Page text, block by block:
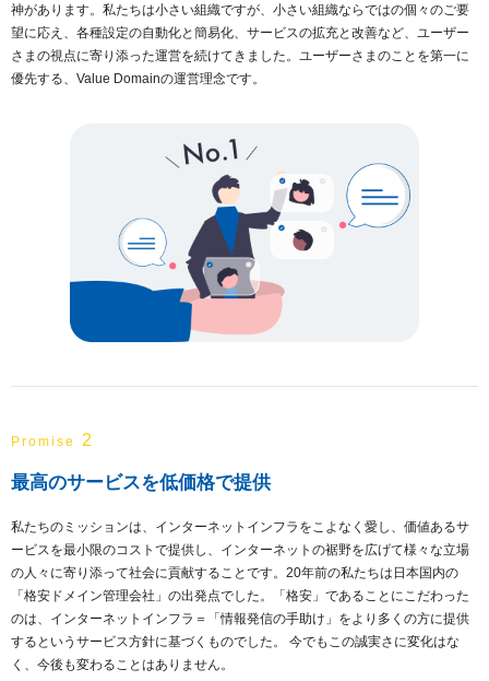
神があります。私たちは小さい組織ですが、小さい組織ならではの個々のご要
望に応え、各種設定の自動化と簡易化、サービスの拡充と改善など、ユーザー
さまの視点に寄り添った運営を続けてきました。ユーザーさまのことを第一に
優先する、Value Domainの運営理念です。
Promise 2
最高のサービスを低価格で提供
私たちのミッションは、インターネットインフラをこよなく愛し、価値あるサ
ービスを最小限のコストで提供し、インターネットの裾野を広げて様々な立場
の人々に寄り添って社会に貢献することです。20年前の私たちは日本国内の
「格安ドメイン管理会社」の出発点でした。「格安」であることにこだわった
のは、インターネットインフラ＝「情報発信の手助け」をより多くの方に提供
するというサービス方針に基づくものでした。 今でもこの誠実さに変化はな
く、今後も変わることはありません。